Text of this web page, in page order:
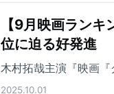
【9月映画ラン
位に迫る好発進
木村拓哉主演『映画
2025.10.01